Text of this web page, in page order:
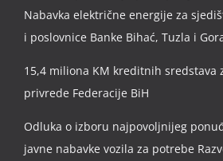
Nabavka električne energije za
i poslovnice Banke Bihać, Tuzla i
15,4 miliona KM kreditnih sredstava
privrede Federacije BiH
Odluka o izboru najpovoljnijeg
javne nabavke vozila za potrebe